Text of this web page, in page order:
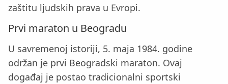
zaštitu ljudskih prava u Evropi.
Prvi maraton u Beogradu
U savremenoj istoriji, 5. maja 1984. godine
održan je prvi Beogradski maraton. Ovaj
događaj je postao tradicionalni sportski